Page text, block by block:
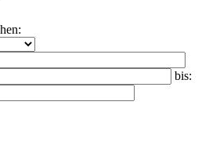
bis: